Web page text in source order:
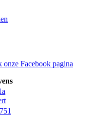
onze Facebook pagina